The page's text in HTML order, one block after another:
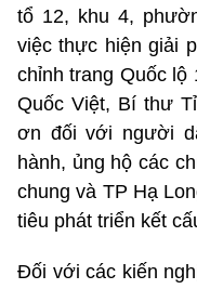
tổ 12, khu 4,
việc thực hiện giải
chỉnh trang Quốc
Quốc Việt, Bí thư
ơn đối với người
hành, ủng hộ các
chung và TP Hạ
tiêu phát triển kết
Đối với các kiến